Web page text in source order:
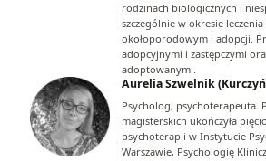
rodzinach biologicznych i
szczególnie w okresie leczenia
okołoporodowym i adopcji.
adopcyjnymi i zastępczymi
adoptowanymi.
Aurelia Szwelnik
Psycholog, psychoterapeuta.
magisterskich ukończyła
psychoterapii w Instytucie
Warszawie, Psychologię